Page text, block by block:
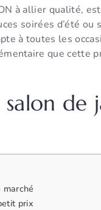
à allier qualité,
soirées d’été ou
à toutes les
que cette
de
prix